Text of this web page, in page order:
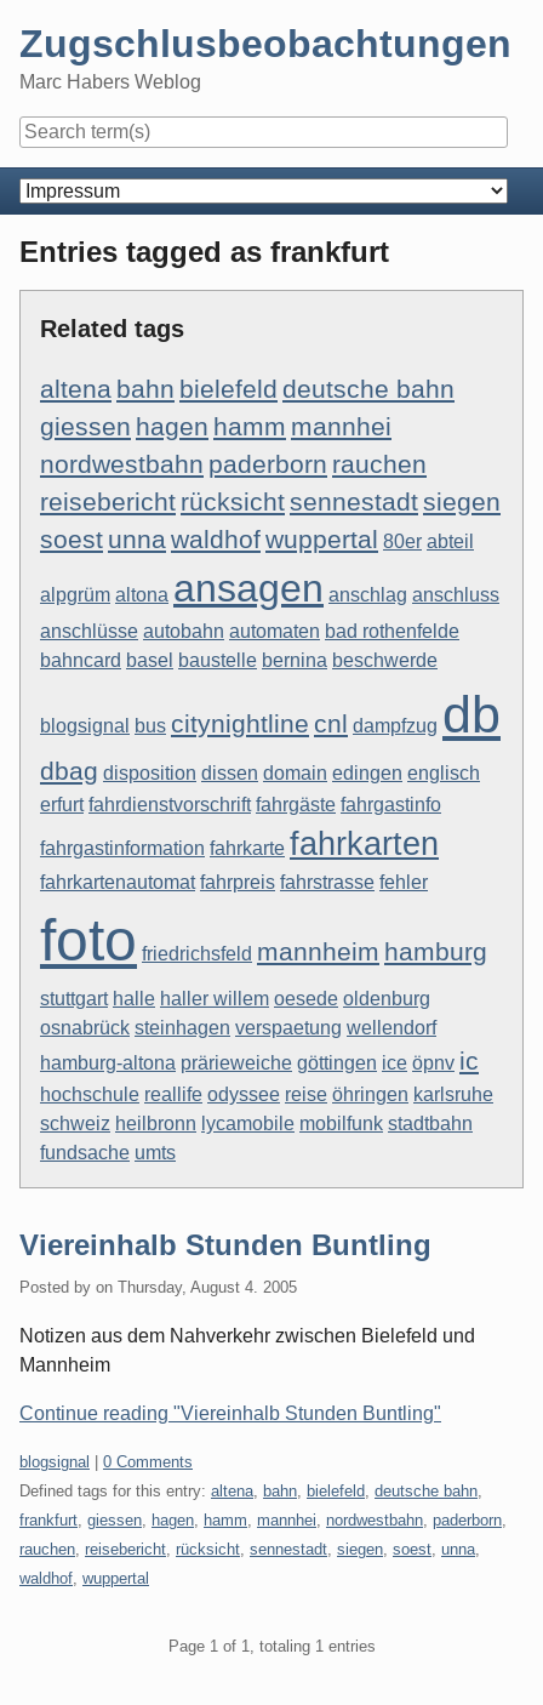
content
Zugschlusbeobachtungen
Marc Habers Weblog
Navigation
Entries tagged as frankfurt
Related tags
altena bahn bielefeld deutsche bahn
giessen hagen hamm mannhei
nordwestbahn paderborn rauchen
reisebericht rücksichtsennestadtsiegen
soest unnawaldhofwuppertal 80er abteil
alpgrüm altona ansagen anschlag anschluss
anschlüsse autobahn automaten bad rothenfelde
bahncard basel baustelle bernina beschwerde
blogsignal bus citynightline cnl dampfzug db
dbag disposition dissen domain edingen englisch
erfurt fahrdienstvorschrift fahrgäste fahrgastinfo
fahrgastinformation fahrkarte fahrkarten
fahrkartenautomat fahrpreis fahrstrasse fehler
foto friedrichsfeld mannheim hamburg
stuttgart halle haller willem oesede oldenburg
osnabrück steinhagen verspaetung wellendorf
hamburg-altona prärieweiche göttingen ice öpnv ic
hochschule reallife odyssee reise öhringen karlsruhe
schweiz heilbronn lycamobile mobilfunk stadtbahn
fundsache umts
Viereinhalb Stunden Buntling
Posted by on Thursday, August 4. 2005
Notizen aus dem Nahverkehr zwischen Bielefeld und
Mannheim
Continue reading "Viereinhalb Stunden Buntling"
Categories:
blogsignal
0 Comments
Defined tags for this entry: altena bahn bielefeld deutsche bahn
frankfurt giessen hagen hamm mannhei nordwestbahn paderborn
rauchen reisebericht rücksicht sennestadt siegen soest unna
waldhof wuppertal
Page 1 of 1, totaling 1 entries